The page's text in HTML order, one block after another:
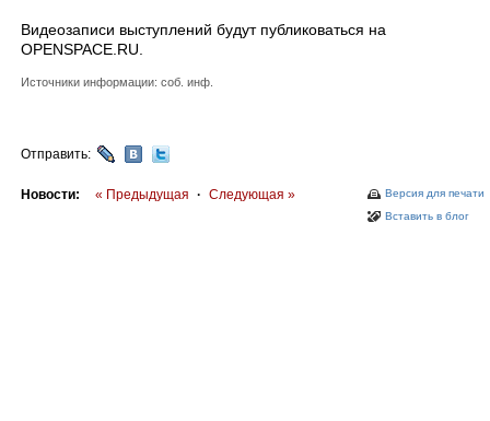
Видеозаписи выступлений будут публиковаться на
OPENSPACE.RU.
Источники информации: соб. инф.
Отправить:
Версия для печати
Вставить в блог
Новости: « Предыдущая · Следующая »